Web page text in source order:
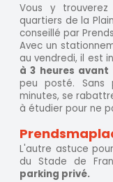
Vous y
quartiers de la
conseillé par
Avec un
au vendredi, il est
à 3 heures
peu posté. Sans
minutes, se
à étudier pour ne
L'autre astuce
du Stade de
parking privé.